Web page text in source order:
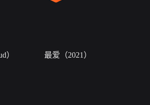
） 最爱（2021）